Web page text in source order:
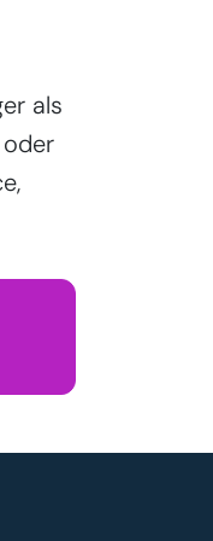
als